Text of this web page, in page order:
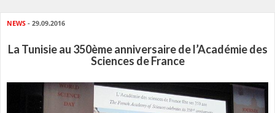
NEWS - 29.09.2016
La Tunisie au 350ème anniversaire de l’Académie des
Sciences de France